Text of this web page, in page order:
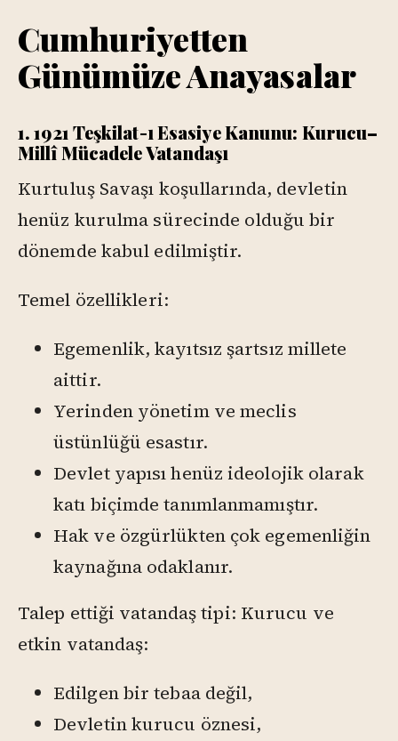
Cumhuriyetten
Günümüze Anayasalar
1. 1921 Teşkilat-ı Esasiye Kanunu: Kurucu–
Millî Mücadele Vatandaşı
Kurtuluş Savaşı koşullarında, devletin
henüz kurulma sürecinde olduğu bir
dönemde kabul edilmiştir.
Temel özellikleri:
Egemenlik, kayıtsız şartsız millete
aittir.
Yerinden yönetim ve meclis
üstünlüğü esastır.
Devlet yapısı henüz ideolojik olarak
katı biçimde tanımlanmamıştır.
Hak ve özgürlükten çok egemenliğin
kaynağına odaklanır.
Talep ettiği vatandaş tipi: Kurucu ve
etkin vatandaş:
Edilgen bir tebaa değil,
Devletin kurucu öznesi,